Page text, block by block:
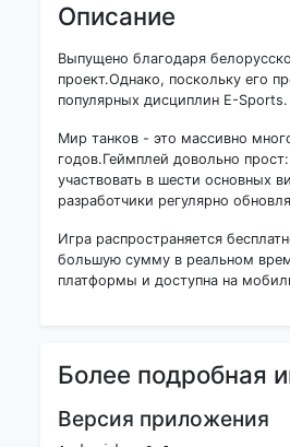
Описание
Выпущено благодаря
проект.Однако, поскольку его
популярных дисциплин E-Sports.
Мир танков - это массивно
годов.Геймплей довольно
участвовать в шести основных
разработчики регулярно
Игра распространяется
большую сумму в реальном
платформы и доступна на
Более подробная
Версия приложения